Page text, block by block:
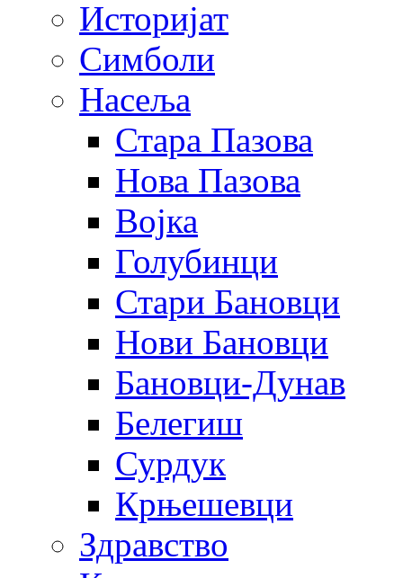
Историјат
Симболи
Насеља
Стара Пазова
Нова Пазова
Војка
Голубинци
Стари Бановци
Нови Бановци
Бановци-Дунав
Белегиш
Сурдук
Крњешевци
Здравство